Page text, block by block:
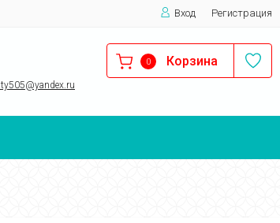
Вход Регистрация
0 Корзина